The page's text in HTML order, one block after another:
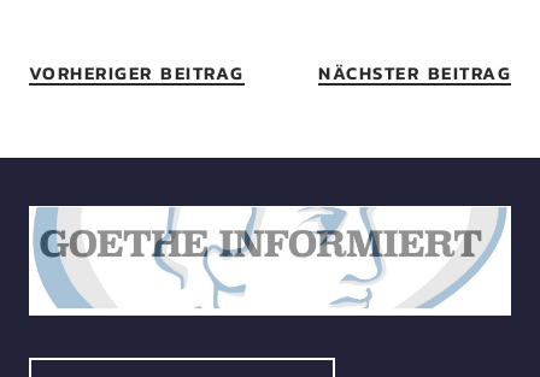
VORHERIGER BEITRAG NÄCHSTER BEITRAG